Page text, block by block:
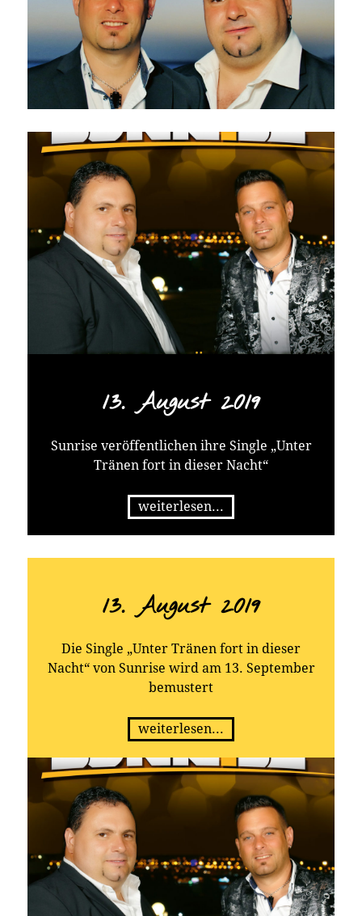
Gefühl, als
wenn es gerade erst gestern gewesen wäre…
Fotos aus vergangenen Tagen werden
rausgesucht,
ein vergessenes T-Shirt ist noch da – die
Gefühlswelt gerät ins Wanken und Sehnsucht
Doch man ist alleine…
Auch wenn viel Sehnsucht und Traurigkeit
im Text steckt, so lädt die Melodie durchaus
ein und wird auch die Fox-Tänzer erfreuen –
denn beginnt der Titel erst einmal etwas
langsamer, geht
der Refrain gleich richtig in die Beine.
Die Single „Als wenn es gestern war“ aus dem
Album „Jetzt und für immer “ von „Sunrise“
ist ab
Beitrag oder auf Ihre Homepage einbinden
wollen, finden
Sie alle Videos und die dazugehörigen
Embedded Codes auf
Benötigen Sie weiteres Pressematerial
unserer Künstler? Dann registrieren Sie sich
bitte unter
Kontakt TELAMO: presse@telamo.de
13. August 2019
Sunrise veröffentlichen ihre Single „Unter
Tränen fort in dieser Nacht“
weiterlesen...
13. August 2019
Die Single „Unter Tränen fort in dieser
Nacht“ von Sunrise wird am 13. September
bemustert
weiterlesen...